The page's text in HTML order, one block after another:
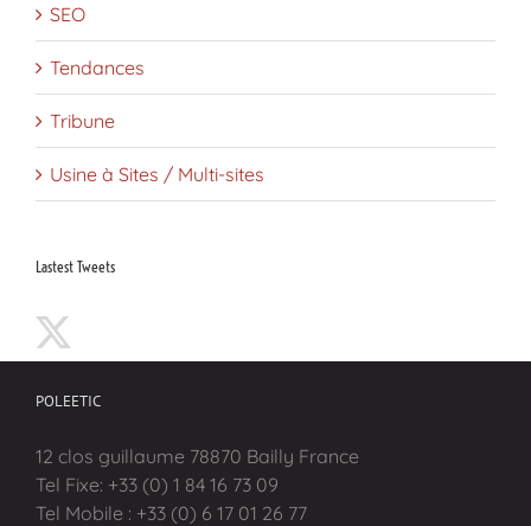
SEO
Tendances
Tribune
Usine à Sites / Multi-sites
Lastest Tweets
POLEETIC
12 clos guillaume 78870 Bailly France
Tel Fixe: +33 (0) 1 84 16 73 09
Tel Mobile : +33 (0) 6 17 01 26 77